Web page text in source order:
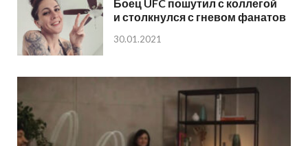
Боец UFC пошутил с коллегой
и столкнулся с гневом фанатов
30.01.2021